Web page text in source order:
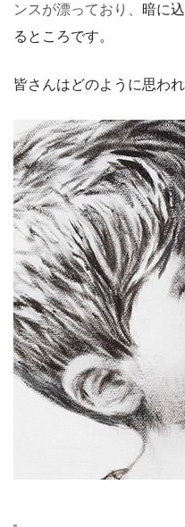
ンスが漂っており、 暗に
るところです。
皆さんはどのように思わ